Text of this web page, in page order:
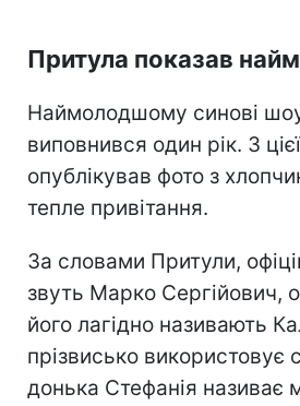
Притула показав
Наймолодшому синові
виповнився один рік. З
опублікував фото з
тепле привітання.
За словами Притули,
звуть Марко Сергійович,
його лагідно називають
прізвисько використовує
донька Стефанія називає